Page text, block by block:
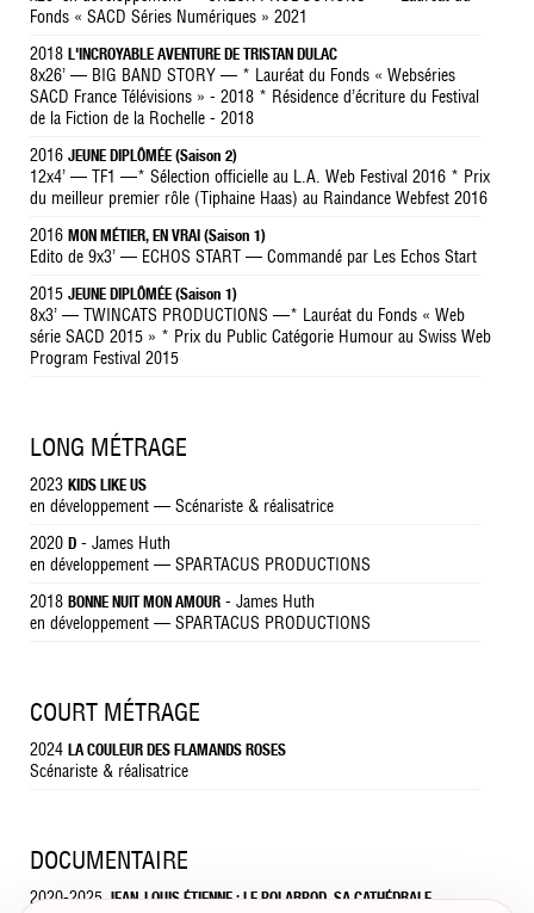
Fonds « SACD Séries Numériques » 2021
2018 L'INCROYABLE AVENTURE DE TRISTAN DULAC
8x26’ — BIG BAND STORY — * Lauréat du Fonds « Webséries
SACD France Télévisions » - 2018 * Résidence d’écriture du Festival
de la Fiction de la Rochelle - 2018
2016 JEUNE DIPLÔMÉE (Saison 2)
12x4’ — TF1 —* Sélection officielle au L.A. Web Festival 2016 * Prix
du meilleur premier rôle (Tiphaine Haas) au Raindance Webfest 2016
2016 MON MÉTIER, EN VRAI (Saison 1)
Edito de 9x3’ — ECHOS START — Commandé par Les Echos Start
2015 JEUNE DIPLÔMÉE (Saison 1)
8x3’ — TWINCATS PRODUCTIONS —* Lauréat du Fonds « Web
série SACD 2015 » * Prix du Public Catégorie Humour au Swiss Web
Program Festival 2015
LONG MÉTRAGE
2023 KIDS LIKE US
en développement — Scénariste & réalisatrice
2020 D - James Huth
en développement — SPARTACUS PRODUCTIONS
2018 BONNE NUIT MON AMOUR - James Huth
en développement — SPARTACUS PRODUCTIONS
COURT MÉTRAGE
2024 LA COULEUR DES FLAMANDS ROSES
Scénariste & réalisatrice
DOCUMENTAIRE
2020-2025JEAN-LOUIS ÉTIENNE : LE POLARPOD, SA CATHÉDRALE